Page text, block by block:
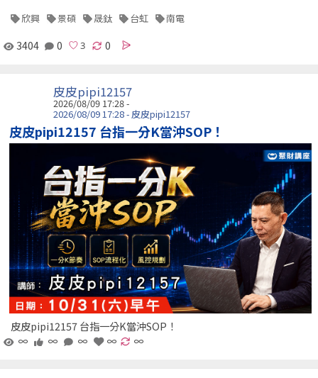
欣興 景碩 晟鈦 台虹 南電
3404 0 0
皮皮pipi12157
2026/08/09 17:28 -
2026/08/09 17:28 - 皮皮pipi12157
皮皮pipi12157 台指一分K當沖SOP！
皮皮pipi12157 台指一分K當沖SOP！
∞
∞ ∞ ∞ ∞